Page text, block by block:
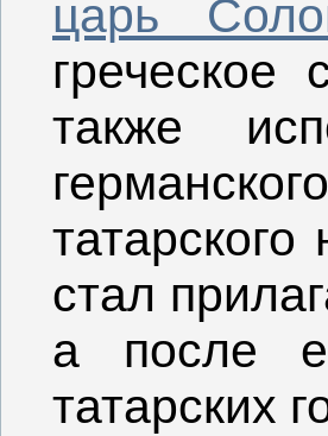
царь
греческое
также
стал
а после
татарских